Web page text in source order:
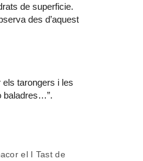
de superficie.
des d’aquest
els tarongers i les
baladres…”.
el I Tast de